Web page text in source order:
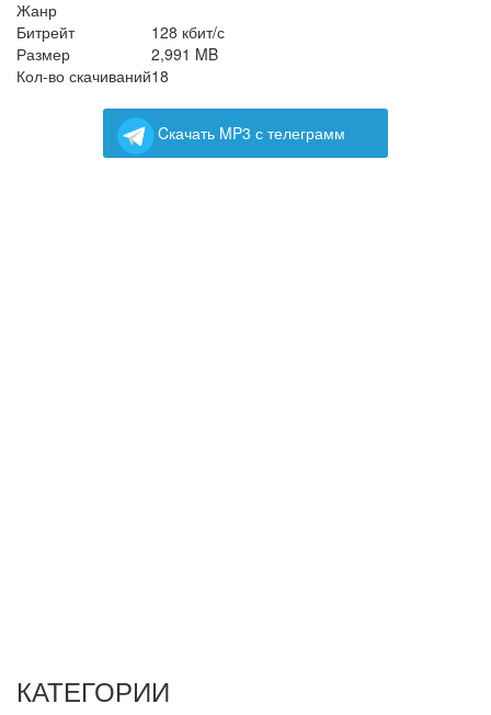
Жанр
Битрейт
128 кбит/с
Размер
2,991 MB
Кол-во скачиваний18
Cкачать MP3 с телеграмм
КАТЕГОРИИ